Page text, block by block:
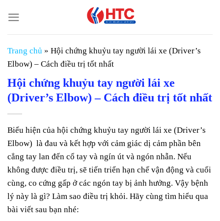
đến
nội
dung
Trang chủ » Hội chứng khuỷu tay người lái xe (Driver’s
Elbow) – Cách điều trị tốt nhất
Hội chứng khuỷu tay người lái xe
(Driver’s Elbow) – Cách điều trị tốt nhất
Biểu hiện của hội chứng khuỷu tay người lái xe (Driver’s
Elbow) là đau và kết hợp với cảm giác dị cảm phần bên
cẳng tay lan đến cổ tay và ngín út và ngón nhẫn. Nếu
không được điều trị, sẽ tiến triển hạn chế vận động và cuối
cùng, co cứng gấp ở các ngón tay bị ảnh hưởng. Vậy bệnh
lý này là gì? Làm sao điều trị khỏi. Hãy cùng tìm hiểu qua
bài viết sau bạn nhé: